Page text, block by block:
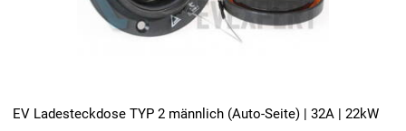
EV Ladesteckdose TYP 2 männlich (Auto-Seite) | 32A | 22kW